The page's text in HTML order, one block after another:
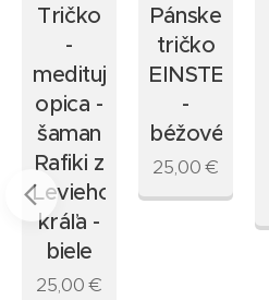
Tričko
-
meditujúca
opica -
šaman
Rafiki z
Levieho
kráľa -
biele
25,00€
Pánske
tričko
EINSTEIN
-
béžové
25,00€